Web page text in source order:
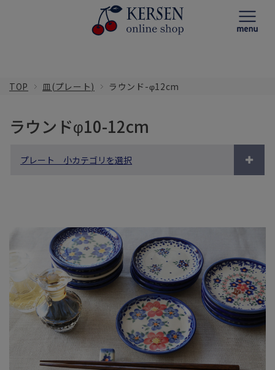
TOP 皿(プレート) ラウンド-φ12cm
ラウンドφ10-12cm
プレート 小カテゴリを選択